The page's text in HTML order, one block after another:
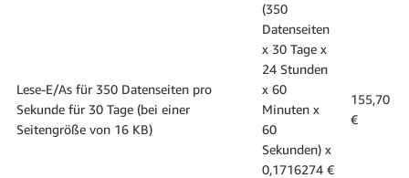
Lese-E/As für 350 Datenseiten pro
Sekunde für 30 Tage (bei einer
Seitengröße von 16 KB)
(350
Datenseiten
x 30 Tage x
24 Stunden
x 60
Minuten x
60
Sekunden) x
0,1716274 €
155,70
€